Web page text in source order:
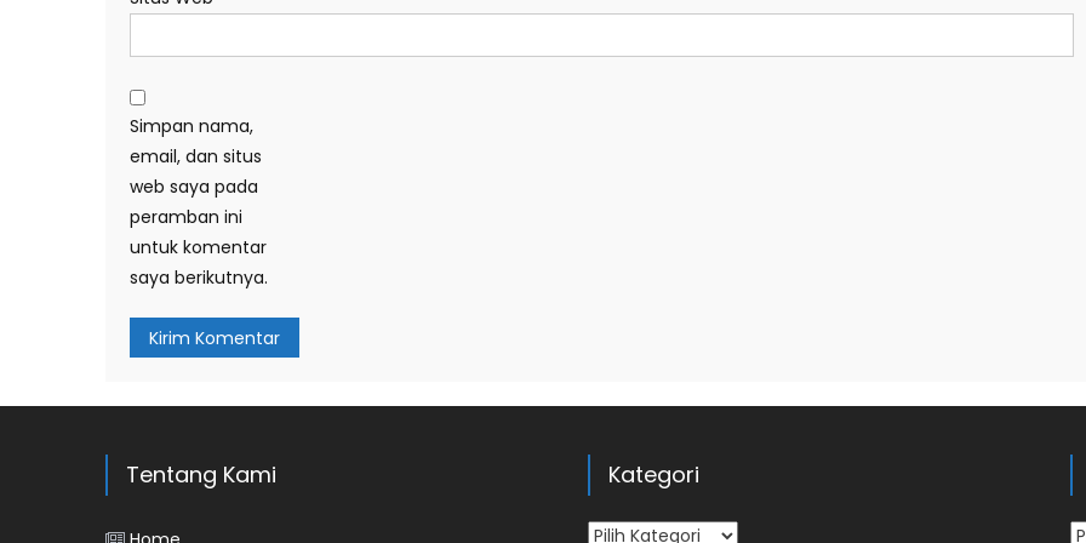
Simpan nama,
email, dan situs
web saya pada
peramban ini
untuk komentar
saya berikutnya.
Tentang Kami Kategori
Kategori